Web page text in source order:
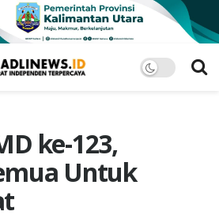
ke-123,
Untuk